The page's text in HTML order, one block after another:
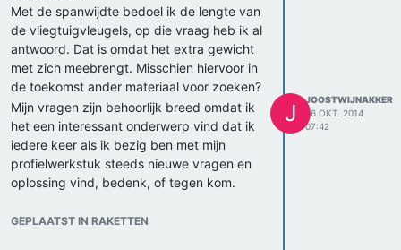
op enkele oplossingen moeten richten
want inderdaad anders wordt het wel erg
breed. Maar voor de eerste drie
oplossingen zouden we graag
onderzoeken willen verrichten. Alleen
kunnen we deze niet op school doen. Wij
hebben hiervoor de TU/e (profielwinkel)
ook al geïnformeerd daaruit volgt een
snelle reactie maar ze schuiven het
probleem steeds verder op. Ik had dit niet
leerlingen wilt binnen halen voor andere
Met de spanwijdte bedoel ik de lengte van
de vliegtuigvleugels, op die vraag heb ik al
antwoord. Dat is omdat het extra gewicht
met zich meebrengt. Misschien hiervoor in
de toekomst ander materiaal voor zoeken?
Mijn vragen zijn behoorlijk breed omdat ik
het een interessant onderwerp vind dat ik
iedere keer als ik bezig ben met mijn
profielwerkstuk steeds nieuwe vragen en
oplossing vind, bedenk, of tegen kom.
Hoe kunnen we geluidsoverlast rondom
GEPLAATST IN RAKETTEN
J
JOOSTWIJNAKKER
26 OKT. 2014
07:42